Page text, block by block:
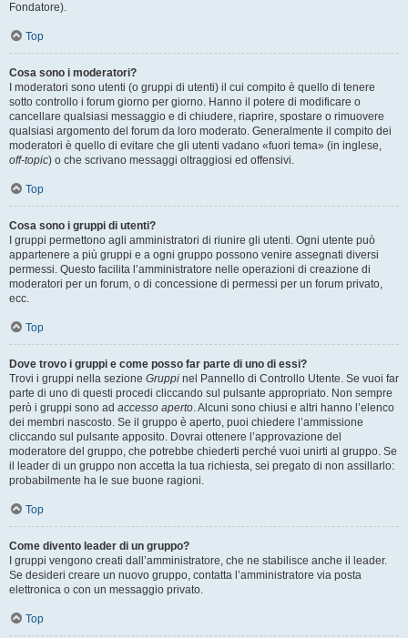
Fondatore).
Top
Cosa sono i moderatori?
I moderatori sono utenti (o gruppi di utenti) il cui compito è quello di tenere
sotto controllo i forum giorno per giorno. Hanno il potere di modificare o
cancellare qualsiasi messaggio e di chiudere, riaprire, spostare o rimuovere
qualsiasi argomento del forum da loro moderato. Generalmente il compito dei
moderatori è quello di evitare che gli utenti vadano «fuori tema» (in inglese,
off-topic) o che scrivano messaggi oltraggiosi ed offensivi.
Top
Cosa sono i gruppi di utenti?
I gruppi permettono agli amministratori di riunire gli utenti. Ogni utente può
appartenere a più gruppi e a ogni gruppo possono venire assegnati diversi
permessi. Questo facilita l’amministratore nelle operazioni di creazione di
moderatori per un forum, o di concessione di permessi per un forum privato,
ecc.
Top
Dove trovo i gruppi e come posso far parte di uno di essi?
Trovi i gruppi nella sezione Gruppi nel Pannello di Controllo Utente. Se vuoi far
parte di uno di questi procedi cliccando sul pulsante appropriato. Non sempre
però i gruppi sono ad accesso aperto. Alcuni sono chiusi e altri hanno l’elenco
dei membri nascosto. Se il gruppo è aperto, puoi chiedere l’ammissione
cliccando sul pulsante apposito. Dovrai ottenere l’approvazione del
moderatore del gruppo, che potrebbe chiederti perché vuoi unirti al gruppo. Se
il leader di un gruppo non accetta la tua richiesta, sei pregato di non assillarlo:
probabilmente ha le sue buone ragioni.
Top
Come divento leader di un gruppo?
I gruppi vengono creati dall’amministratore, che ne stabilisce anche il leader.
Se desideri creare un nuovo gruppo, contatta l’amministratore via posta
elettronica o con un messaggio privato.
Top